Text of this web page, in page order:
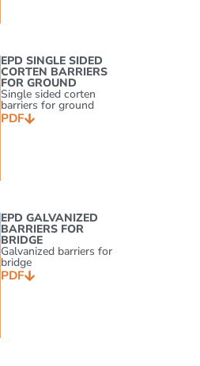
EPD SINGLE SIDED
CORTEN BARRIERS
FOR GROUND
Single sided corten
barriers for ground
PDF
EPD GALVANIZED
BARRIERS FOR
BRIDGE
Galvanized barriers for
bridge
PDF